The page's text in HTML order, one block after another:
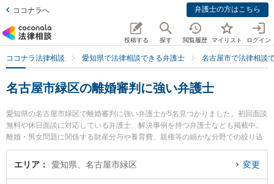
ココナラへ 弁護士の方はこちら
投稿する 探す 閲覧履歴 マイリスト ログイン
ココナラ法律相談 愛知県で法律相談できる弁護士 名古屋市で法律相談
名古屋市緑区の離婚審判に強い弁護士
愛知県の名古屋市緑区で離婚審判に強い弁護士が5名見つかりました。初回面談
無料や休日面談に対応している弁護士、解決事例を持つ弁護士なども掲載中。
離婚・男女問題に関係する財産分与や養育費、親権等の細かな分野での絞り込
み検索もでき便利です。特に徳重法律事務所の杉山 清弁護士やさんずい法律事
務所の山田 瑞樹弁護士、緑オリーブ法律事務所の濱嶌 将周弁護士のプロフィー
エリア 愛知県、名古屋市緑区 変更